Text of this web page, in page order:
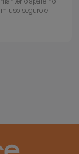
uso seguro e